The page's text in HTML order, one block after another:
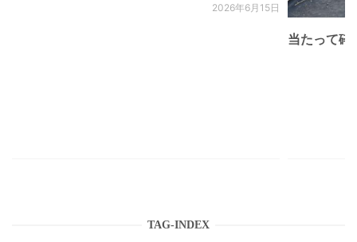
2026年6月15日
当たって砕
TAG-INDEX